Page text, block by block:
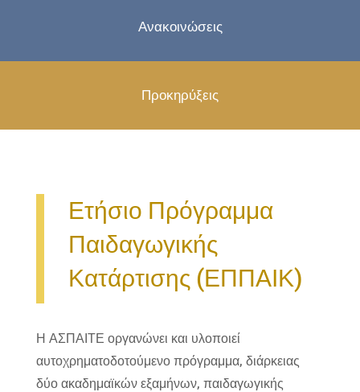
Ανακοινώσεις
Προκηρύξεις
Ετήσιο Πρόγραμμα
Παιδαγωγικής
Κατάρτισης (ΕΠΠΑΙΚ)
Η ΑΣΠΑΙΤΕ οργανώνει και υλοποιεί
αυτοχρηματοδοτούμενο πρόγραμμα, διάρκειας
δύο ακαδημαϊκών εξαμήνων, παιδαγωγικής